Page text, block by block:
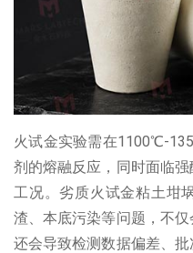
火试金实验需在1100℃-
剂的熔融反应，同时面临
工况。劣质火试金粘土坩
渣、本底污染等问题，不
还会导致检测数据偏差、